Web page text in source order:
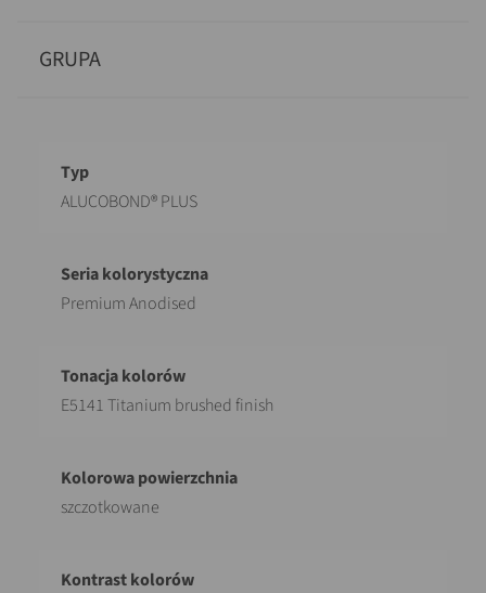
GRUPA
Opis
ALUCOBOND® PLUS
Premium Anodised
E5141 Titanium brushed finish
szczotkowane